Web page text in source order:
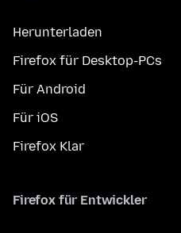
Herunterladen
Firefox für Desktop-PCs
Für Android
Für iOS
Firefox Klar
Firefox für Entwickler